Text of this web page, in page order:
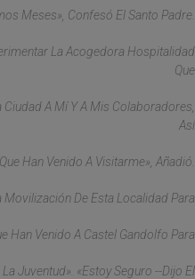
Meses», Confesó El Santo Padre.
La Acogedora Hospitalidad
Que
A Mí Y A Mis Colaboradores,
Así
Han Venido A Visitarme», Añadió.
Movilización De Esta Localidad Para
Han Venido A Castel Gandolfo Para
Juventud». «Estoy Seguro --Dijo El